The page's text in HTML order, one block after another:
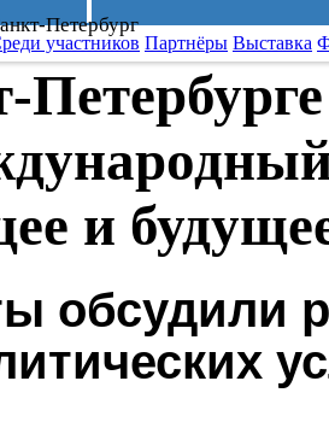
Петербург
участников Партнёры Выставка
и
обсудили